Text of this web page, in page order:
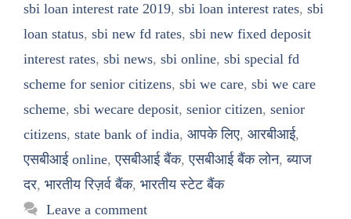
sbi loan interest rate 2019, sbi loan interest rates, sbi
loan status, sbi new fd rates, sbi new fixed deposit
interest rates, sbi news, sbi online, sbi special fd
scheme for senior citizens, sbi we care, sbi we care
scheme, sbi wecare deposit, senior citizen, senior
citizens, state bank of india, आपके लिए, आरबीआई,
एसबीआई online,एसबीआई बैंक,एसबीआई बैंक लोन,ब्याज
दर, भारतीय रिज़र्व बैंक, भारतीय स्टेट बैंक
Leave a comment